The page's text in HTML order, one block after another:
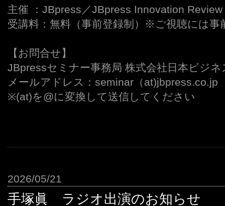
主催 ：JBpress／JBpress Innovation Review
受講料：無料（事前登録制）※ご視聴には事
【お問合せ】
JBpressセミナー事務局 株式会社日本ビジ
メールアドレス：seminar（at)jbpress.co.jp
※(at)を@に変換して送信してください
2026/05/21
手塚眞 ラジオ出演のお知らせ